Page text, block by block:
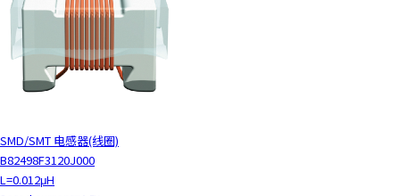
h
e
c
SMD/SMT 电感器(线圈)
B82498F3120J000
L=0.012μH